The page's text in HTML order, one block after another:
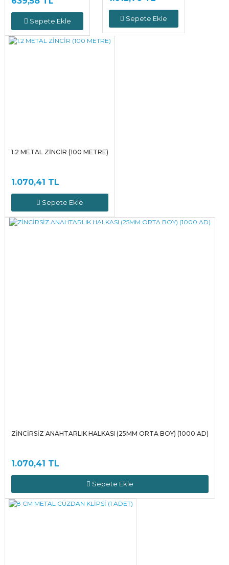
Sepete Ekle Sepete Ekle
1.2 METAL ZİNCİR (100 METRE)
1.070,41 TL
Sepete Ekle
ZİNCİRSİZ ANAHTARLIK HALKASI (25MM ORTA BOY) (1000 AD)
1.070,41 TL
Sepete Ekle